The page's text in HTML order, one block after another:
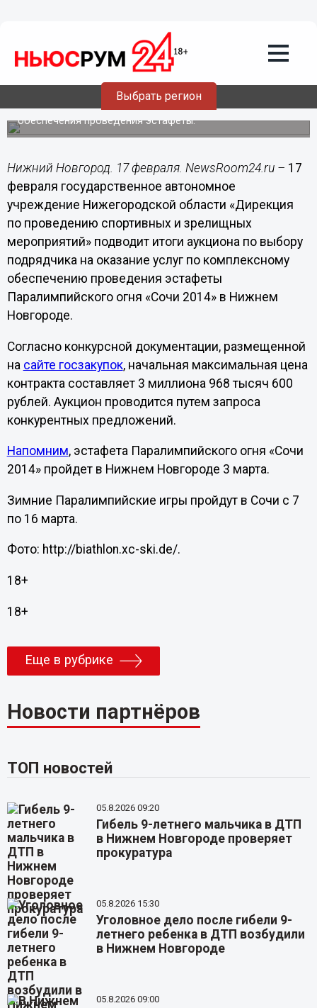
Выбрать регион
Проведение эстафеты
Паралимпийского огня «Сочи 2014» в
Нижнем Новгороде обойдется
примерно в 4 миллиона рублей
17 февраля будет выбран подрядчик для комплексного
обеспечения проведения эстафеты.
Нижний Новгород. 17 февраля. NewsRoom24.ru – 17
февраля государственное автономное
учреждение Нижегородской области «Дирекция
по проведению спортивных и зрелищных
мероприятий» подводит итоги аукциона по выбору
подрядчика на оказание услуг по комплексному
обеспечению проведения эстафеты
Паралимпийского огня «Сочи 2014» в Нижнем
Новгороде.
Согласно конкурсной документации, размещенной
на сайте госзакупок, начальная максимальная цена
контракта составляет 3 миллиона 968 тысяч 600
рублей. Аукцион проводится путем запроса
конкурентных предложений.
Напомним, эстафета Паралимпийского огня «Сочи
2014» пройдет в Нижнем Новгороде 3 марта.
Зимние Паралимпийские игры пройдут в Сочи с 7
по 16 марта.
Фото: http://biathlon.xc-ski.de/.
18+
18+
Еще в рубрике
Новости партнёров
ТОП новостей
05.8.2026 09:20
Гибель 9-летнего мальчика в ДТП
в Нижнем Новгороде проверяет
прокуратура
05.8.2026 15:30
Уголовное дело после гибели 9-
летнего ребенка в ДТП возбудили
в Нижнем Новгороде
05.8.2026 09:00